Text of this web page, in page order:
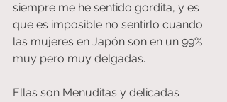
siempre me he sentido gordita, y es
que es imposible no sentirlo cuando
las mujeres en Japón son en un 99%
muy pero muy delgadas.
Ellas son Menuditas y delicadas